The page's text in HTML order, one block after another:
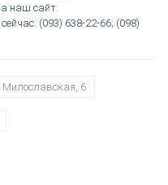
наш сайт:
(093) 638-22-66; (098)
Милославская, 6